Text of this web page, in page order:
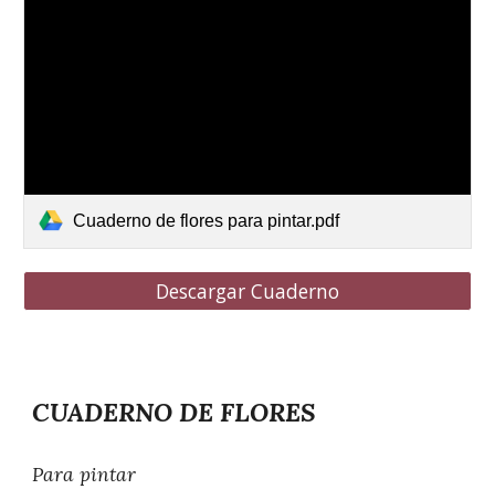
Cuaderno de flores para pintar.pdf
Descargar Cuaderno
CUADERNO DEFLORES
Para pintar